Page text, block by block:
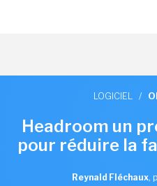
LOGICIEL /
Headroom un
pour réduire la
Reynald Fléchaux,